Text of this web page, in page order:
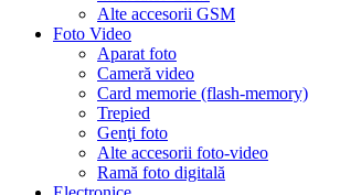
Alte accesorii GSM
Foto Video
Aparat foto
Cameră video
Card memorie (flash-memory)
Trepied
Genţi foto
Alte accesorii foto-video
Ramă foto digitală